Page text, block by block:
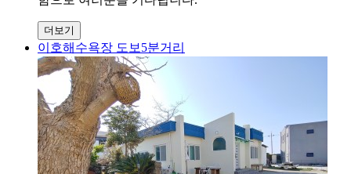
더보기
이호해수욕장 도보5분거리